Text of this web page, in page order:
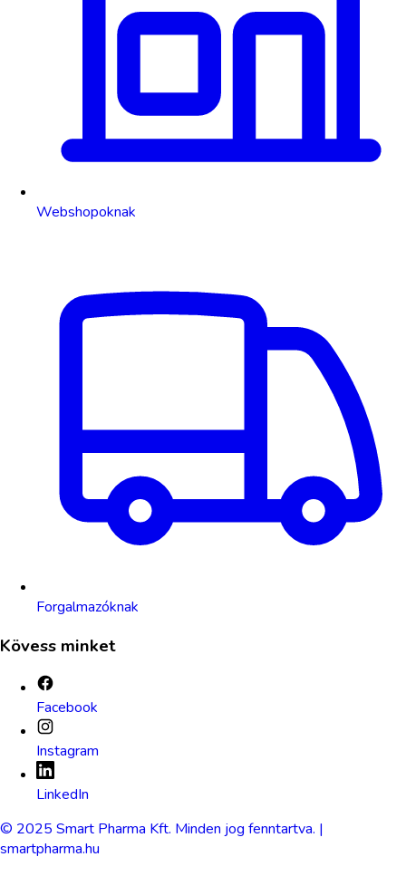
Webshopoknak
Forgalmazóknak
Kövess minket
Facebook
Instagram
LinkedIn
© 2025 Smart Pharma Kft. Minden jog fenntartva. |
smartpharma.hu